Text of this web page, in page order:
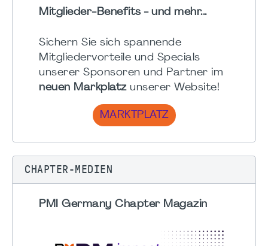
Mitglieder-Benefits - und mehr...
Sichern Sie sich spannende
Mitgliedervorteile und Specials
unserer Sponsoren und Partner im
neuen Markplatzunserer Website!
MARKTPLATZ
CHAPTER-MEDIEN
PMI Germany Chapter Magazin